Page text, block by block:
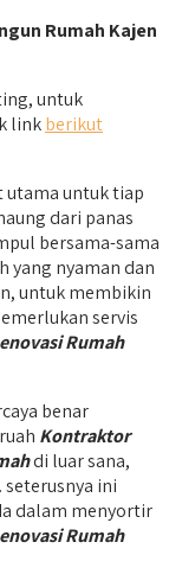
Rumah Kajen
untuk
linkberikut
utama untuk tiap
dari panas
bersama-sama
yang nyaman dan
untuk membikin
servis
Rumah
benar
Kontraktor
di luar sana,
ini
dalam menyortir
Rumah